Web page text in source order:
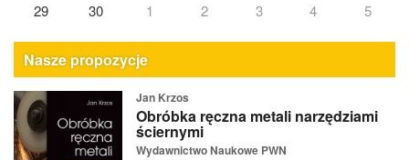
29
30 1 2 3 4 5
Nasze propozycje
Jan Krzos
Obróbka ręczna metali narzędziami
ściernymi
Wydawnictwo Naukowe PWN